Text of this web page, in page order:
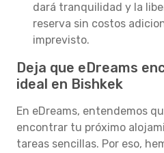
dará tranquilidad y la
reserva sin costos
imprevisto.
Deja que eDreams
ideal en Bishkek
En eDreams, entendemos
encontrar tu próximo
tareas sencillas. Por eso,